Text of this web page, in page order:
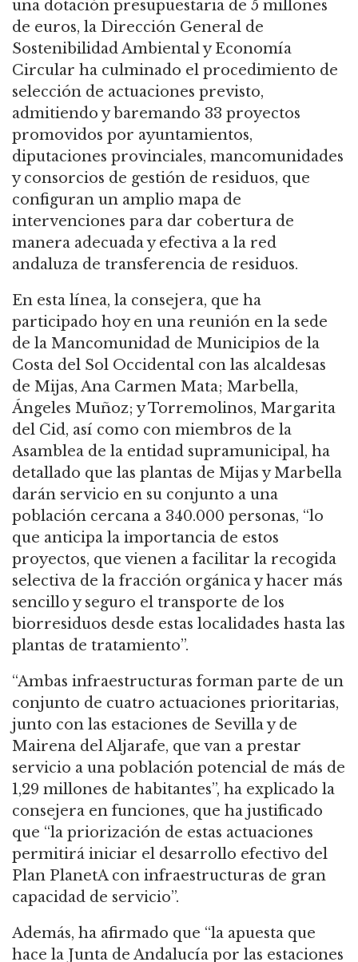
una dotación presupuestaria de 5 millones
de euros, la Dirección General de
Sostenibilidad Ambiental y Economía
Circular ha culminado el procedimiento de
selección de actuaciones previsto,
admitiendo y baremando 33 proyectos
promovidos por ayuntamientos,
diputaciones provinciales, mancomunidades
y consorcios de gestión de residuos, que
configuran un amplio mapa de
intervenciones para dar cobertura de
manera adecuada y efectiva a la red
andaluza de transferencia de residuos.
En esta línea, la consejera, que ha
participado hoy en una reunión en la sede
de la Mancomunidad de Municipios de la
Costa del Sol Occidental con las alcaldesas
de Mijas, Ana Carmen Mata; Marbella,
Ángeles Muñoz; y Torremolinos, Margarita
del Cid, así como con miembros de la
Asamblea de la entidad supramunicipal, ha
detallado que las plantas de Mijas y Marbella
darán servicio en su conjunto a una
población cercana a 340.000 personas, “lo
que anticipa la importancia de estos
proyectos, que vienen a facilitar la recogida
selectiva de la fracción orgánica y hacer más
sencillo y seguro el transporte de los
biorresiduos desde estas localidades hasta las
plantas de tratamiento”.
“Ambas infraestructuras forman parte de un
conjunto de cuatro actuaciones prioritarias,
junto con las estaciones de Sevilla y de
Mairena del Aljarafe, que van a prestar
servicio a una población potencial de más de
1,29 millones de habitantes”, ha explicado la
consejera en funciones, que ha justificado
que “la priorización de estas actuaciones
permitirá iniciar el desarrollo efectivo del
Plan PlanetA con infraestructuras de gran
capacidad de servicio”.
Además, ha afirmado que “la apuesta que
hace la Junta de Andalucía por las estaciones